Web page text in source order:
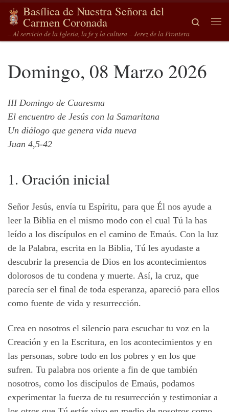
Saltar al contenido
Basílica de Nuestra Señora del
Carmen Coronada
– Al servicio de la Iglesia, la fe y la cultura – Jerez de la Frontera
Search
Domingo, 08 Marzo 2026
III Domingo de Cuaresma
El encuentro de Jesús con la Samaritana
Un diálogo que genera vida nueva
Juan 4,5-42
1. Oración inicial
Señor Jesús, envía tu Espíritu, para que Él nos ayude a
leer la Biblia en el mismo modo con el cual Tú la has
leído a los discípulos en el camino de Emaús. Con la luz
de la Palabra, escrita en la Biblia, Tú les ayudaste a
descubrir la presencia de Dios en los acontecimientos
dolorosos de tu condena y muerte. Así, la cruz, que
parecía ser el final de toda esperanza, apareció para ellos
como fuente de vida y resurrección.
Crea en nosotros el silencio para escuchar tu voz en la
Creación y en la Escritura, en los acontecimientos y en
las personas, sobre todo en los pobres y en los que
sufren. Tu palabra nos oriente a fin de que también
nosotros, como los discípulos de Emaús, podamos
experimentar la fuerza de tu resurrección y testimoniar a